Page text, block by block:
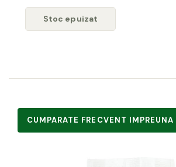
Stoc epuizat
CUMPARATE FRECVENT IMPREUNA